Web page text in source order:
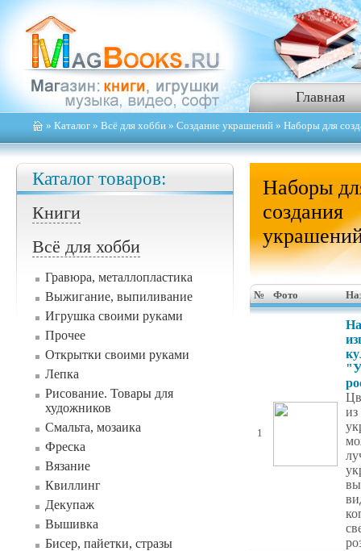
Главная
» Каталог » Всё для хобби » Создание украшений » Наборы для
Каталог товаров:
Книги
Всё для хобби
Гравюра, металлопластика
Выжигание, выпиливание
Игрушка своими руками
Прочее
Открытки своими руками
Лепка
Рисование. Товары для
художников
Смальта, мозаика
Фреска
Вязание
Квиллинг
Декупаж
Вышивка
Бисер, пайетки, стразы
Наборы
создания
№ Фото
1